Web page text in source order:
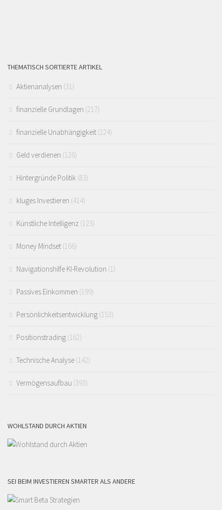
THEMATISCH SORTIERTE ARTIKEL
Aktienanalysen (31)
finanzielle Grundlagen (217)
finanzielle Unabhängigkeit (224)
Geld verdienen (126)
Hintergründe Politik (83)
kluges Investieren (414)
Künstliche Intelligenz (123)
Money Mindset (166)
Navigationshilfe KI-Revolution (1)
Passives Einkommen (199)
Persönlichkeitsentwicklung (153)
Positionstrading (162)
Technische Analyse (142)
Vermögensaufbau (393)
WOHLSTAND DURCH AKTIEN
SEI BEIM INVESTIEREN SMARTER ALS ANDERE